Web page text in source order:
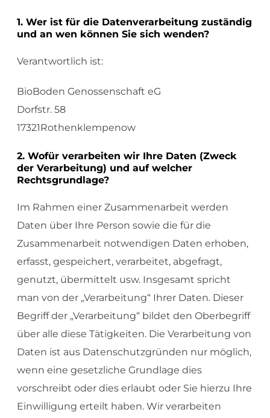
1. Wer ist für die Datenverarbeitung zuständig
und an wen können Sie sich wenden?
Verantwortlich ist:
BioBoden Genossenschaft eG
Dorfstr. 58
17321Rothenklempenow
2. Wofür verarbeiten wir Ihre Daten (Zweck
der Verarbeitung) und auf welcher
Rechtsgrundlage?
Im Rahmen einer Zusammenarbeit werden
Daten über Ihre Person sowie die für die
Zusammenarbeit notwendigen Daten erhoben,
erfasst, gespeichert, verarbeitet, abgefragt,
genutzt, übermittelt usw. Insgesamt spricht
man von der „Verarbeitung“ Ihrer Daten. Dieser
Begriff der „Verarbeitung“ bildet den Oberbegriff
über alle diese Tätigkeiten. Die Verarbeitung von
Daten ist aus Datenschutzgründen nur möglich,
wenn eine gesetzliche Grundlage dies
vorschreibt oder dies erlaubt oder Sie hierzu Ihre
Einwilligung erteilt haben. Wir verarbeiten